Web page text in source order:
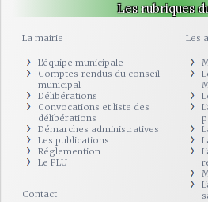
Les rubriques
La mairie
L'équipe municipale
Comptes-rendus du conseil
municipal
Délibérations
Convocations et liste des
délibérations
Démarches administratives
Les publications
Réglemention
Le PLU
Contact
Les